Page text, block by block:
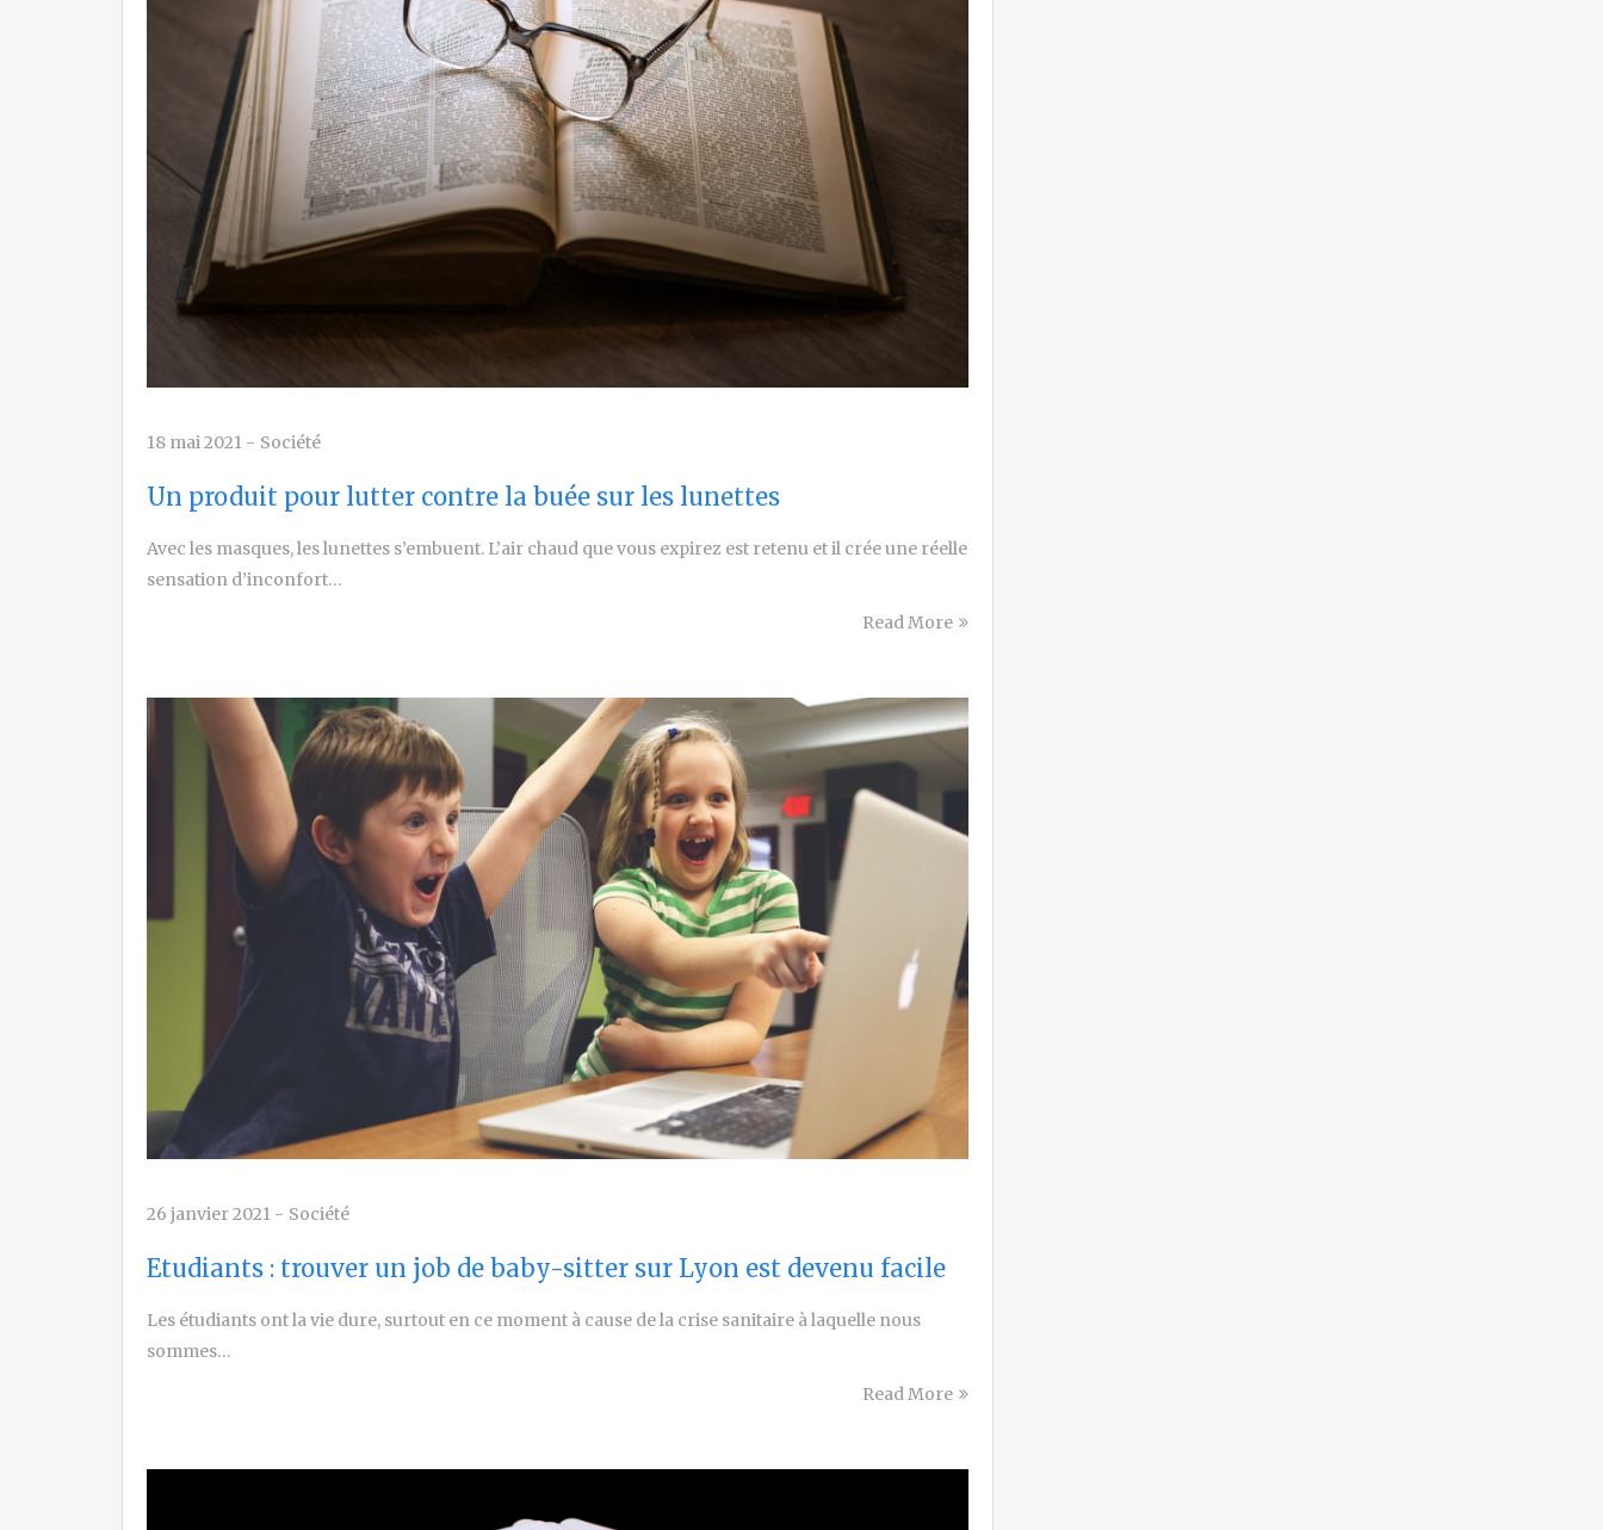
18 mai 2021 - Société
Un produit pour lutter contre la buée sur les lunettes
Avec les masques, les lunettes s’embuent. L’air chaud que vous expirez est retenu et il crée une réelle
sensation d’inconfort…
Read More
26 janvier 2021 - Société
Etudiants : trouver un job de baby-sitter sur Lyon est devenu facile
Les étudiants ont la vie dure, surtout en ce moment à cause de la crise sanitaire à laquelle nous
sommes…
Read More